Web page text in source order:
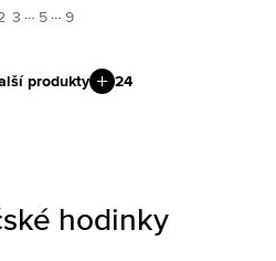
3 … 5 … 9
produkty 24
hodinky